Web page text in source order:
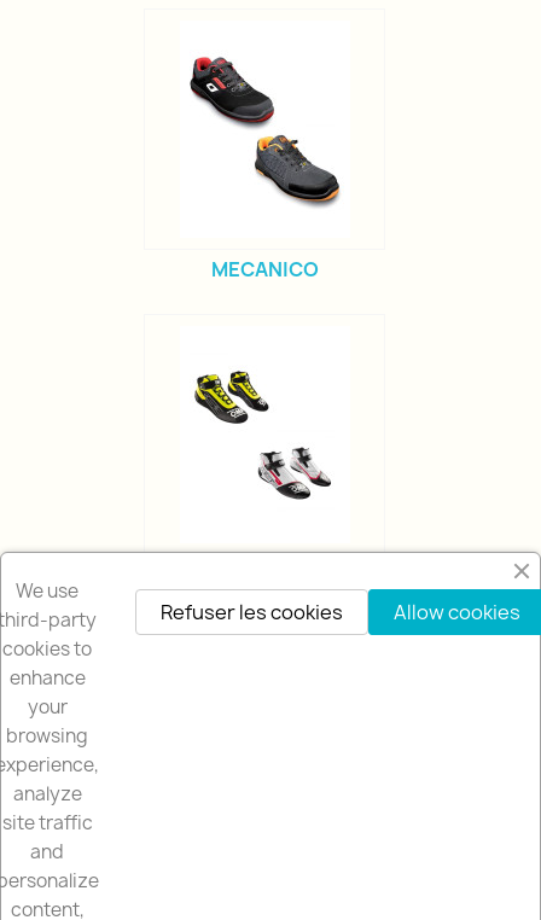
MECANICO
NOTRE SOCIETÉ
NOTRE BOUTIQUE
VOTRE COMPTE
We use
party
cookies to
enhance
your
browsing
analyze
site traffic
and
content,
Allow cookies
Refuser les cookies